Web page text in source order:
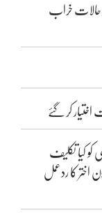
حالات خراب
کر گئے
کو کیا تکلیف
کا ردعمل